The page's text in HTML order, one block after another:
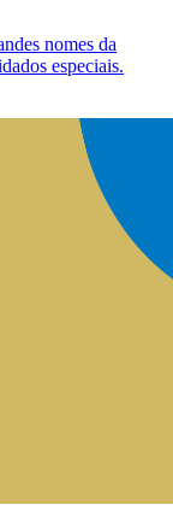
nomes da
especiais.